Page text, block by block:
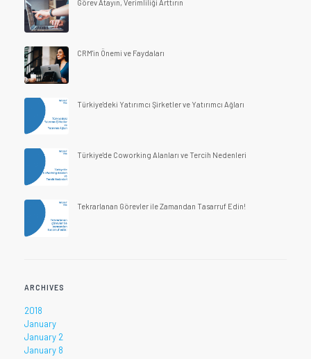
Görev Atayın, Verimliliği Arttırın
CRM'in Önemi ve Faydaları
Türkiye'deki Yatırımcı Şirketler ve Yatırımcı Ağları
Türkiye'de Coworking Alanları ve Tercih Nedenleri
Tekrarlanan Görevler ile Zamandan Tasarruf Edin!
ARCHIVES
2018
January
January 2
January 8